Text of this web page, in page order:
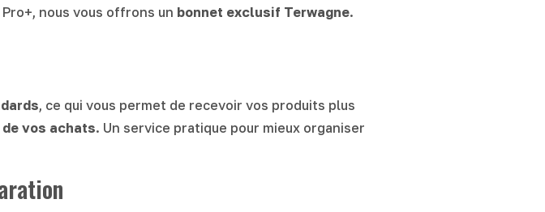
nous vous offrons un bonnet exclusif Terwagne.
, ce qui vous permet de recevoir vos produits plus
vos achats. Un service pratique pour mieux organiser